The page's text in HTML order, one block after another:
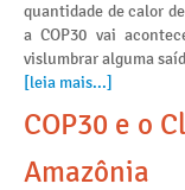
quantidade de calor
a COP30 vai
vislumbrar alguma
[leia mais...]
COP30 e o
Amazônia